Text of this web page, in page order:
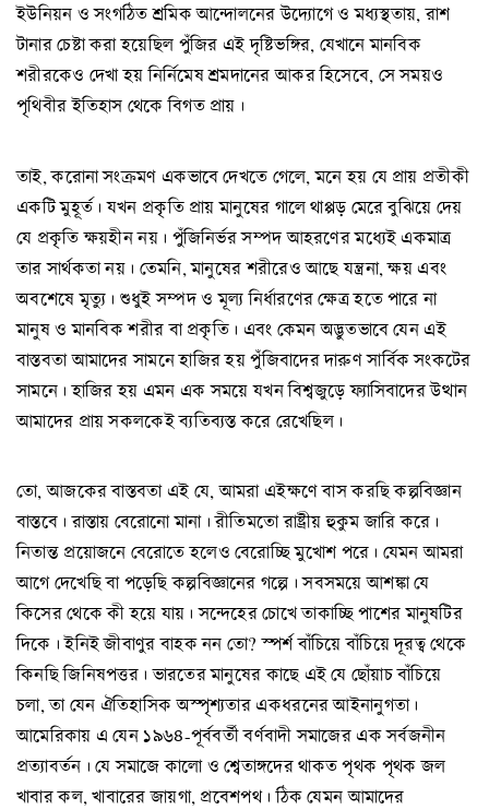
ইউনিয়ন ও সংগঠিত শ্রমিক আন্দোলনের উদ্যোগে ও মধ্যস্থতায়, রাশ
টানার চেষ্টা করা হয়েছিল পুঁজির এই দৃষ্টিভঙ্গির, যেখানে মানবিক
শরীরকেও দেখা হয় নির্নিমেষ শ্রমদানের আকর হিসেবে, সে সময়ও
পৃথিবীর ইতিহাস থেকে বিগত প্রায়।
তাই, করোনা সংক্রমণ একভাবে দেখতে গেলে, মনে হয় যে প্রায় প্রতীকী
একটি মুহূর্ত। যখন প্রকৃতি প্রায় মানুষের গালে থাপ্পড় মেরে বুঝিয়ে দেয়
যে প্রকৃতি ক্ষয়হীন নয়। পুঁজিনির্ভর সম্পদ আহরণের মধ্যেই একমাত্র
তার সার্থকতা নয়। তেমনি, মানুষের শরীরেও আছে যন্ত্রনা, ক্ষয় এবং
অবশেষে মৃত্যু। শুধুই সম্পদ ও মূল্য নির্ধারণের ক্ষেত্র হতে পারে না
মানুষ ও মানবিক শরীর বা প্রকৃতি। এবং কেমন অদ্ভুতভাবে যেন এই
বাস্তবতা আমাদের সামনে হাজির হয় পুঁজিবাদের দারুণ সার্বিক সংকটের
সামনে। হাজির হয় এমন এক সময়ে যখন বিশ্বজুড়ে ফ্যাসিবাদের উত্থান
আমাদের প্রায় সকলকেই ব্যতিব্যস্ত করে রেখেছিল।
তো, আজকের বাস্তবতা এই যে, আমরা এইক্ষণে বাস করছি কল্পবিজ্ঞান
বাস্তবে। রাস্তায় বেরোনো মানা। রীতিমতো রাষ্ট্রীয় হুকুম জারি করে।
নিতান্ত প্রয়োজনে বেরোতে হলেও বেরোচ্ছি মুখোশ পরে। যেমন আমরা
আগে দেখেছি বা পড়েছি কল্পবিজ্ঞানের গল্পে। সবসময়ে আশঙ্কা যে
কিসের থেকে কী হয়ে যায়। সন্দেহের চোখে তাকাচ্ছি পাশের মানুষটির
দিকে। ইনিই জীবাণুর বাহক নন তো? স্পর্শ বাঁচিয়ে বাঁচিয়ে দূরত্ব থেকে
কিনছি জিনিষপত্তর। ভারতের মানুষের কাছে এই যে ছোঁয়াচ বাঁচিয়ে
চলা, তা যেন ঐতিহাসিক অস্পৃশ্যতার একধরনের আইনানুগতা।
আমেরিকায় এ যেন ১৯৬৪-পূর্ববর্তী বর্ণবাদী সমাজের এক সর্বজনীন
প্রত্যাবর্তন। যে সমাজে কালো ও শ্বেতাঙ্গদের থাকত পৃথক পৃথক জল
খাবার কল, খাবারের জায়গা, প্রবেশপথ। ঠিক যেমন আমাদের